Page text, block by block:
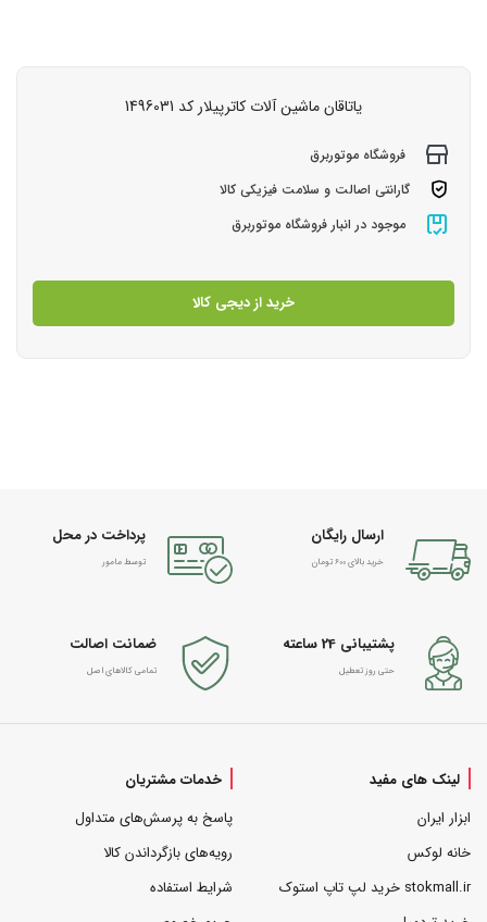
یاتاقان ماشین آلات کاترپیلار کد 1496031
فروشگاه موتوربرق
گارانتی اصالت و سلامت فیزیکی کالا
موجود در انبار فروشگاه موتوربرق
خرید از دیجی کالا
ارسال رایگان
خرید بالای 600 تومان
پرداخت در محل
توسط مامور
پشتیبانی 24 ساعته
حتی روز تعطیل
ضمانت اصالت
تمامی کالاهای اصل
لینک های مفید
ابزار ایران
خانه لوکس
stokmall.ir خرید لپ تاپ استوک
خدمات مشتریان
پاسخ به پرسش‌های متداول
رویه‌های بازگرداندن کالا
شرایط استفاده